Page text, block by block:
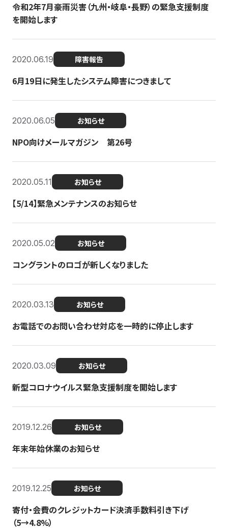
令和2年7月豪雨災害（九州・岐阜・長野）の緊急支援制度
を開始します
2020.06.19 障害報告
6月19日に発生したシステム障害につきまして
2020.06.05 お知らせ
NPO向けメールマガジン 第26号
2020.05.11 お知らせ
【5/14】緊急メンテナンスのお知らせ
2020.05.02 お知らせ
コングラントのロゴが新しくなりました
2020.03.13 お知らせ
お電話でのお問い合わせ対応を一時的に停止します
2020.03.09 お知らせ
新型コロナウイルス緊急支援制度を開始します
2019.12.26 お知らせ
年末年始休業のお知らせ
2019.12.25 お知らせ
寄付・会費のクレジットカード決済手数料引き下げ
（5→4.8%）